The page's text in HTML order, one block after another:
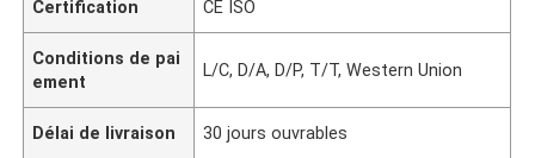
Certification CE ISO
Conditions de pai
ement
L/C, D/A, D/P, T/T, Western Union
Délai de livraison 30 jours ouvrables